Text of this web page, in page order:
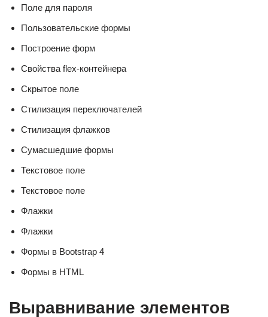
Поле для пароля
Пользовательские формы
Построение форм
Свойства flex-контейнера
Скрытое поле
Стилизация переключателей
Стилизация флажков
Сумасшедшие формы
Текстовое поле
Текстовое поле
Флажки
Флажки
Формы в Bootstrap 4
Формы в HTML
Выравнивание элементов